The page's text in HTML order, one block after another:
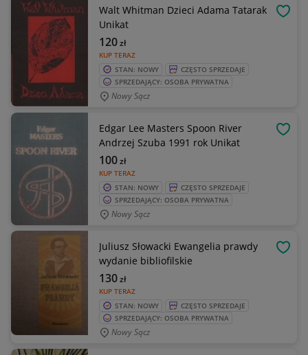
Walt Whitman Dzieci Adama Tatarak
Unikat
KUP TERAZ
120zł
STAN: NOWY
CZĘSTO SPRZEDAJE
SPRZEDAJĄCY: OSOBA PRYWATNA
Nowy Sącz
Edgar Lee Masters Spoon River
Andrzej Szuba 1991 rok Unikat
KUP TERAZ
100zł
STAN: NOWY
CZĘSTO SPRZEDAJE
SPRZEDAJĄCY: OSOBA PRYWATNA
Nowy Sącz
Juliusz Słowacki Ewangelia prawdy
wydanie bibliofilskie
KUP TERAZ
130zł
STAN: NOWY
CZĘSTO SPRZEDAJE
SPRZEDAJĄCY: OSOBA PRYWATNA
Nowy Sącz